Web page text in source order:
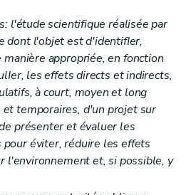
des dommages
Principes
Objectifs en matière de réparation
Identification des mesures de réparation
de l'exploitant
l'étude scientifique réalisée par
dont l'objet est d'identifIer,
appropriée, en fonction
les effets directs et indirects,
à court, moyen et long
temporaires, d'un projet sur
présenter et évaluer les
pour éviter, réduire les effets
l'environnement et, si possible, y